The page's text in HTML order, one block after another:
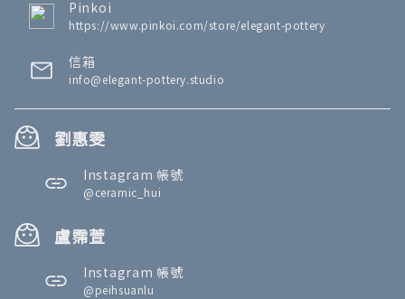
Pinkoi
https://www.pinkoi.com/store/elegant-pottery
信箱
info@elegant-pottery.studio
劉惠雯
Instagram 帳號
@ceramic_hui
盧霈萱
Instagram 帳號
@peihsuanlu